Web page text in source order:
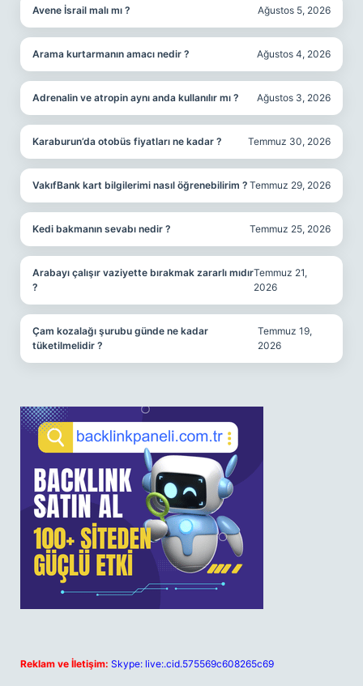
Avene İsrail malı mı ? Ağustos 5, 2026
Arama kurtarmanın amacı nedir ? Ağustos 4, 2026
Adrenalin ve atropin aynı anda kullanılır mı ? Ağustos 3, 2026
Karaburun’da otobüs fiyatları ne kadar ? Temmuz 30, 2026
VakıfBank kart bilgilerimi nasıl öğrenebilirim ? Temmuz 29, 2026
Kedi bakmanın sevabı nedir ? Temmuz 25, 2026
Arabayı çalışır vaziyette bırakmak zararlı mıdır
?
Temmuz 21,
2026
Çam kozalağı şurubu günde ne kadar
tüketilmelidir ?
Temmuz 19,
2026
Reklam ve İletişim: Skype: live:.cid.575569c608265c69